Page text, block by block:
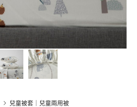
兒童被套｜兒童兩用被